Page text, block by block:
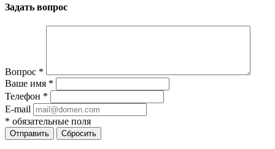
Задать вопрос
Вопрос *
Ваше имя *
Телефон *
E-mail
* обязательные поля
Отправить Сбросить